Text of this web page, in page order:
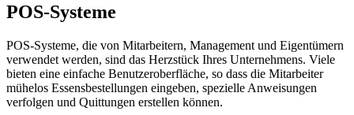
POS-Systeme
POS-Systeme, die von Mitarbeitern, Management und Eigentümern
verwendet werden, sind das Herzstück Ihres Unternehmens. Viele
bieten eine einfache Benutzeroberfläche, so dass die Mitarbeiter
mühelos Essensbestellungen eingeben, spezielle Anweisungen
verfolgen und Quittungen erstellen können.